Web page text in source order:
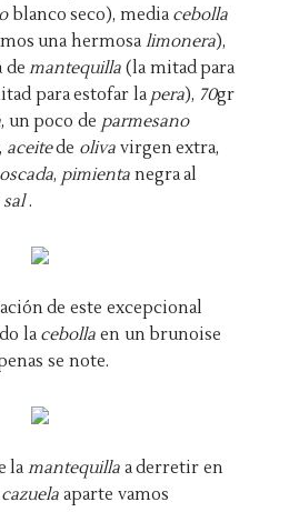
blanco seco), media cebolla
una hermosa limonera),
demantequilla(la mitad para
para estofar lapera), 70gr
, un poco de parmesano
aceitede oliva virgen extra,
, pimienta negra al
sal.
de este excepcional
la cebollaen un brunoise
se note.
la mantequilla a derretir en
cazuelaaparte vamos